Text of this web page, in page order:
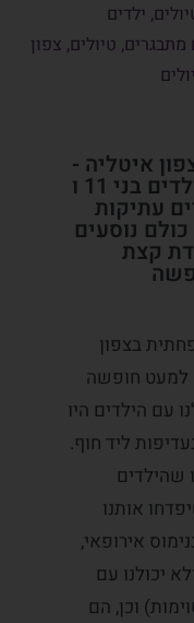
, ילדים
מתבגרים, טיולים, צפון
של טיול משנת 2016 בצפון איטליה -
אגם גארדה וטיפה מסביב עם ילדים בני 11 ו
עתיקות
נוסעים
קצת
בצפון
(החופשה היתה ביולי 2016) למעט חופשה
שלנו עם הילדים היו
ליד חוף.
שהילדים
אותנו
אירופאי,
יכולנו עם
וכן, הם